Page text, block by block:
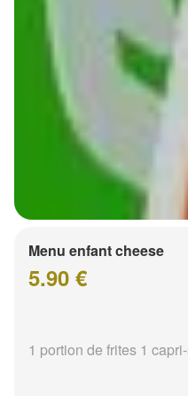
Menu enfant cheese
5.90 €
1 portion de frites 1